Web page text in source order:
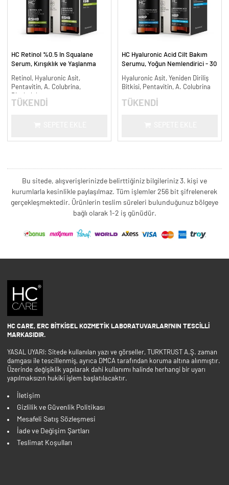
HC Retinol %0.5 In Squalane
Serum, Kırışıklık ve Yaşlanma
Retinol, Hyaluronic Asit,
Pentavitin, A. Colubrina,
Bisabolol
TÜKENDİ
HC Hyaluronic Acid Cilt Bakım
Serumu, Yoğun Nemlendirici - 30
Hyaluronic Asit, Yeniden Diriliş
Bitkisi, Pentavitin, A. Colubrina
TÜKENDİ
Bu sitede, alışverişlerinizde belirttiğiniz bilgileriniz 3. kişi ve
kurumlarla kesinlikle paylaşılmaz. Tüm işlemler 256 bit şifrelenerek
gerçekleşmektedir. Ürünlerin teslim süreleri bulunduğunuz bölgeye
bağlı olarak 1-2 iş günüdür.
HC CARE, ERC BITKISEL KOZMETIK LABORATUVARLARI'NIN TESCILLI
MARKASIDIR.
YASAL UYARI: Sitede kullanılan yazı ve görseller, TURKTRUST A.Ş. zaman
damgası ile tescillenmiş, ayrıca DMCA tarafından koruma altına alınmıştır.
Üzerinde değişiklik yapılarak dahi kullanımı halinde herhangi bir uyarı
yapılmaksızın hukiki işlem başlatılacaktır.
İletişim
Gizlilik ve Güvenlik Politikası
Mesafeli Satış Sözleşmesi
İade ve Değişim Şartları
Teslimat Koşulları